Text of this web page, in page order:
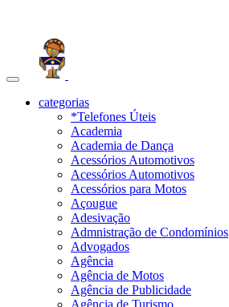
Toggle
navigationcategorias
*Telefones Úteis
Academia
Academia de Dança
Acessórios Automotivos
Acessórios Automotivos
Acessórios para Motos
Açougue
Adesivação
Admnistração de Condomínios
Advogados
Agência
Agência de Motos
Agência de Publicidade
Agência de Turismo